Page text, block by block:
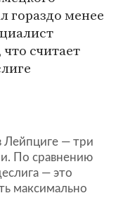
гораздо менее
считает
Лейпциге — три
По сравнению
— это
максимально